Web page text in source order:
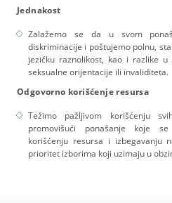
Jednakost
Zalažemo se da u svom
diskriminacije i poštujemo polnu,
jezičku raznolikost, kao i razlike u
seksualne orijentacije ili invaliditeta.
Odgovorno korišćenje resursa
Težimo pažljivom korišćenju
promovišući ponašanje koje
korišćenju resursa i izbegavanju
prioritet izborima koji uzimaju u